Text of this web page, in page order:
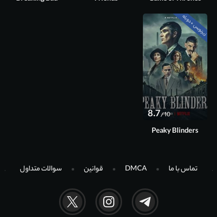
زیرنویس + دوبله
8.7/10
Peaky Blinders
تماس با ما DMCA قوانین سوالات متداول